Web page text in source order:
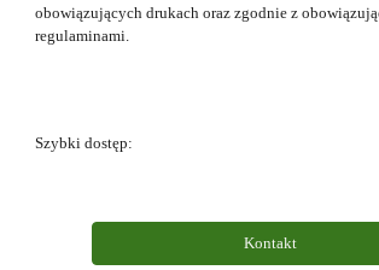
obowiązujących drukach oraz zgodnie z
regulaminami.
Szybki dostęp:
Kontakt